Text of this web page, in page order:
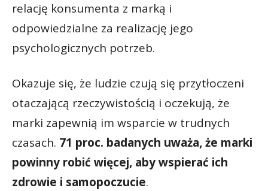
relację konsumenta z marką i
odpowiedzialne za realizację jego
psychologicznych potrzeb.
Okazuje się, że ludzie czują się przytłoczeni
otaczającą rzeczywistością i oczekują, że
marki zapewnią im wsparcie w trudnych
czasach. 71 proc. badanych uważa, że marki
powinny robić więcej, aby wspierać ich
zdrowie i samopoczucie.